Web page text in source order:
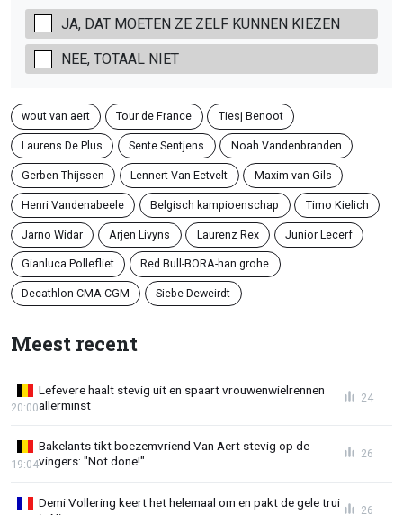
JA, DAT MOETEN ZE ZELF KUNNEN KIEZEN
NEE, TOTAAL NIET
wout van aert Tour de France Tiesj Benoot
Laurens De Plus Sente Sentjens Noah Vandenbranden
Gerben Thijssen Lennert Van Eetvelt Maxim van Gils
Henri Vandenabeele Belgisch kampioenschap Timo Kielich
Jarno Widar Arjen Livyns Laurenz Rex Junior Lecerf
Gianluca Pollefliet Red Bull-BORA-han grohe
Decathlon CMA CGM Siebe Deweirdt
Meest recent
Lefevere haalt stevig uit en spaart vrouwenwielrennen
allerminst
20:00
24
Bakelants tikt boezemvriend Van Aert stevig op de
vingers: "Not done!"
19:04
26
Demi Vollering keert het helemaal om en pakt de gele trui
26